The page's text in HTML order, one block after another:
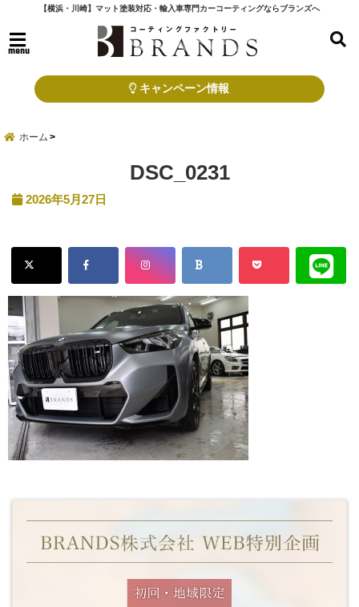
【横浜・川崎】マット塗装対応・輸入車専門カーコーティングならブランズへ
menu
キャンペーン情報
ホーム
DSC_0231
2026年5月27日